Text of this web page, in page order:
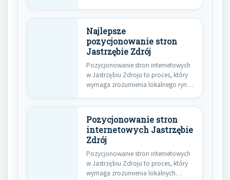
Najlepsze
pozycjonowanie stron
Jastrzębie Zdrój
Pozycjonowanie stron internetowych
w Jastrzębiu Zdroju to proces, który
wymaga zrozumienia lokalnego rynku
Pozycjonowanie stron
internetowych Jastrzębie
Zdrój
Pozycjonowanie stron internetowych
w Jastrzębiu Zdroju to proces, który
wymaga zrozumienia lokalnych